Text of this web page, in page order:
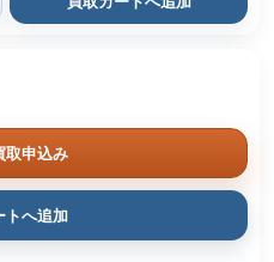
取申込み
トへ追加